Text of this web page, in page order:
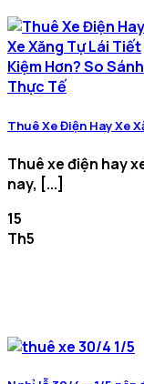
Thuê Xe Điện Hay Xe
Thuê xe điện hay
nay, [...]
15
Th5